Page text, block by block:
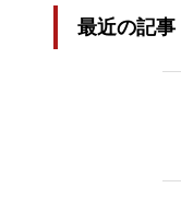
最近の記事